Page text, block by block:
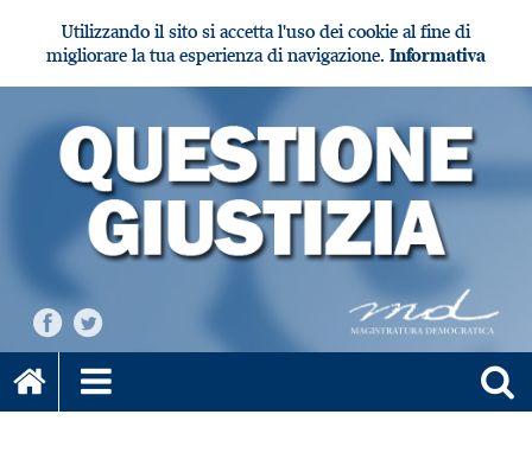
Utilizzando il sito si accetta l'uso dei cookie al fine di
migliorare la tua esperienza di navigazione. Informativa